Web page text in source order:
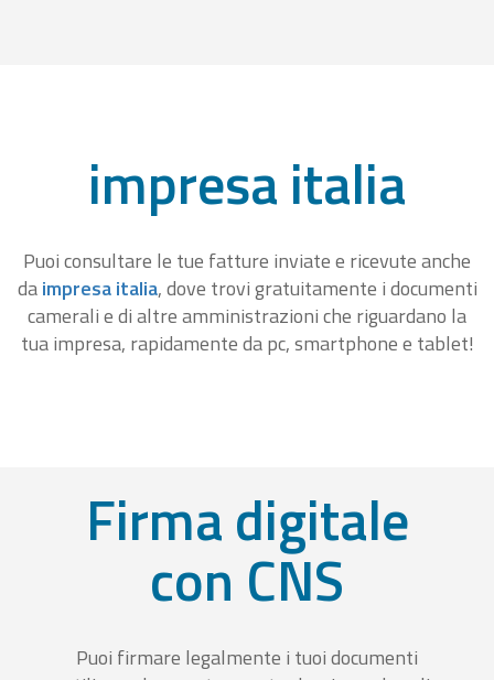
impresa italia
Puoi consultare le tue fatture inviate e ricevute anche
daimpresa italia, dove trovi gratuitamente i documenti
camerali e di altre amministrazioni che riguardano la
tua impresa, rapidamente da pc, smartphone e tablet!
Firma digitale
con CNS
Puoi firmare legalmente i tuoi documenti